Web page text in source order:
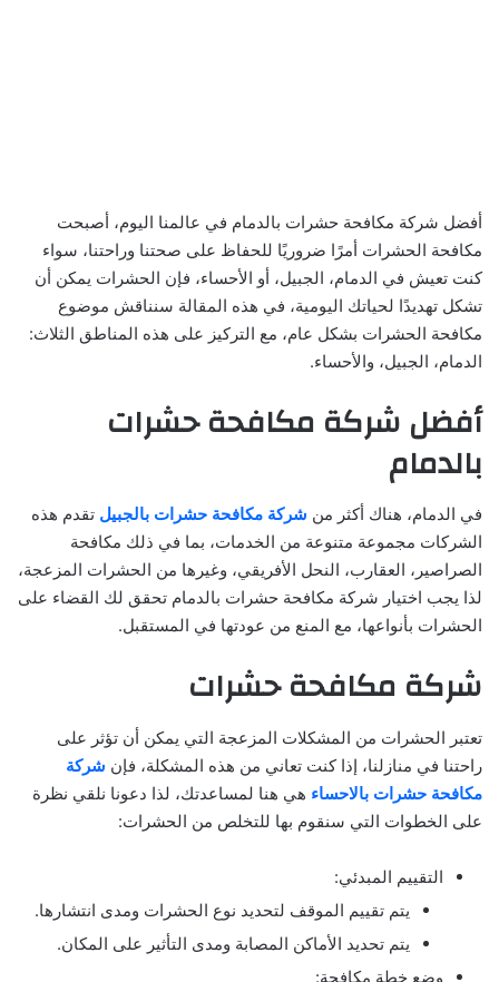
أفضل شركة مكافحة حشرات بالدمام في عالمنا اليوم، أصبحت
مكافحة الحشرات أمرًا ضروريًا للحفاظ على صحتنا وراحتنا، سواء
كنت تعيش في الدمام، الجبيل، أو الأحساء، فإن الحشرات يمكن أن
تشكل تهديدًا لحياتك اليومية، في هذه المقالة سنناقش موضوع
مكافحة الحشرات بشكل عام، مع التركيز على هذه المناطق الثلاث:
الدمام، الجبيل، والأحساء.
أفضل شركة مكافحة حشرات
بالدمام
في الدمام، هناك أكثر من شركة مكافحة حشرات بالجبيل تقدم هذه
الشركات مجموعة متنوعة من الخدمات، بما في ذلك مكافحة
الصراصير، العقارب، النحل الأفريقي، وغيرها من الحشرات المزعجة،
لذا يجب اختيار شركة مكافحة حشرات بالدمام تحقق لك القضاء على
الحشرات بأنواعها، مع المنع من عودتها في المستقبل.
شركة مكافحة حشرات
تعتبر الحشرات من المشكلات المزعجة التي يمكن أن تؤثر على
راحتنا في منازلنا، إذا كنت تعاني من هذه المشكلة، فإن شركة
مكافحة حشرات بالاحساء هي هنا لمساعدتك، لذا دعونا نلقي نظرة
على الخطوات التي سنقوم بها للتخلص من الحشرات:
التقييم المبدئي:
يتم تقييم الموقف لتحديد نوع الحشرات ومدى انتشارها.
يتم تحديد الأماكن المصابة ومدى التأثير على المكان.
وضع خطة مكافحة: